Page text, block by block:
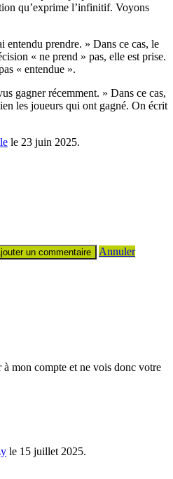
qu’exprime l’infinitif. Voyons
entendu prendre. » Dans ce cas, le
« ne prend » pas, elle est prise.
« entendue ».
gagner récemment. » Dans ce cas,
les joueurs qui ont gagné. On écrit
le 23 juin 2025.
Annuler
mon compte et ne vois donc votre
le 15 juillet 2025.